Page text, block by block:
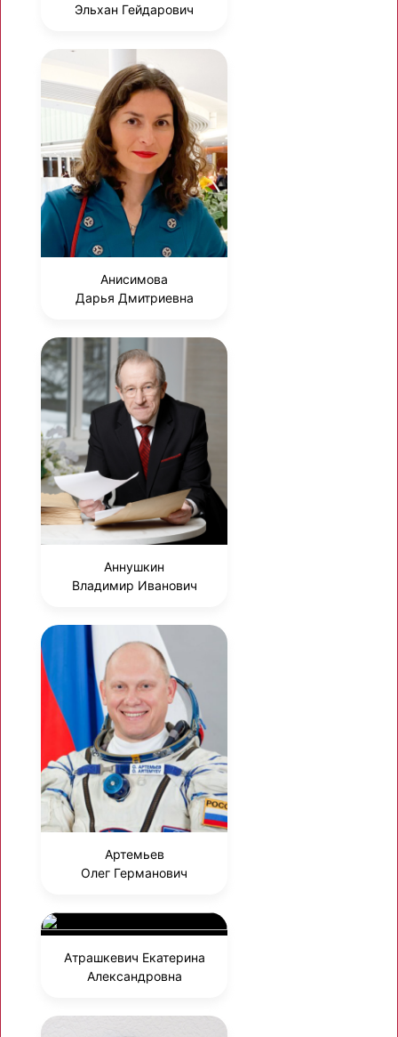
Эльхан Гейдарович
Анисимова
Дарья Дмитриевна
Аннушкин
Владимир Иванович
Артемьев
Олег Германович
Атрашкевич Екатерина
Александровна